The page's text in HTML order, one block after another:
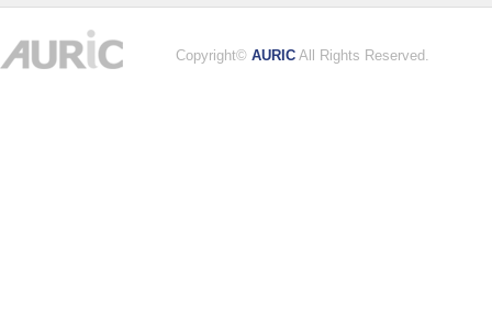
Copyright© AURIC All Rights Reserved.